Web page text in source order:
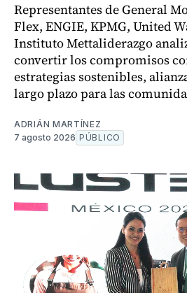
Representantes de General
Flex, ENGIE, KPMG, United
Instituto Mettaliderazgo
convertir los compromisos
estrategias sostenibles,
largo plazo para las
ADRIÁN MARTÍNEZ
7 agosto 2026 PÚBLICO